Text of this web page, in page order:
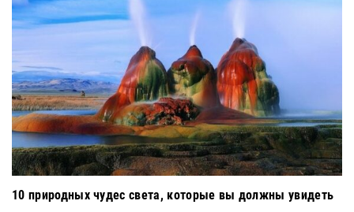
10 природных чудес света, которые вы должны увидеть